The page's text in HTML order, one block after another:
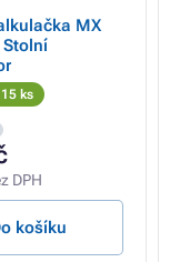
MX
Stolní
ks
DPH
košíku